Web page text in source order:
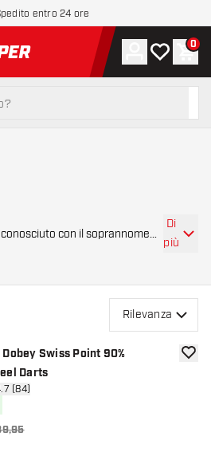
entro 24 ore
home page
Account
La mia0
con il soprannome
Di
più
Rilevanza
Swiss Point 90%
Darts
pannello recensioni
(84)